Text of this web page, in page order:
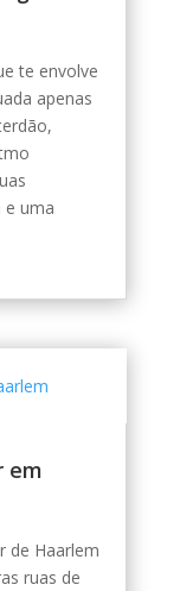
te envolve
apenas
e uma
em
de Haarlem
ruas de